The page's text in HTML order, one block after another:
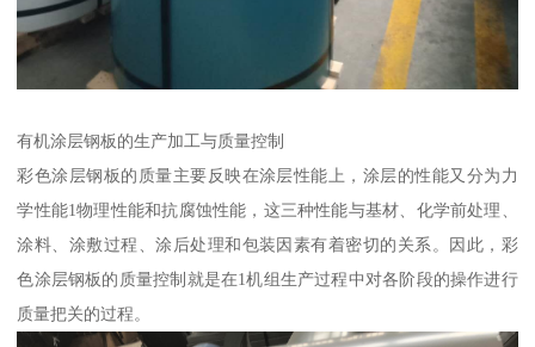
有机涂层钢板的生产加工与质量控制
彩色涂层钢板的质量主要反映在涂层性能上，涂层的性能又分为力
学性能1物理性能和抗腐蚀性能，这三种性能与基材、化学前处理、
涂料、涂敷过程、涂后处理和包装因素有着密切的关系。因此，彩
色涂层钢板的质量控制就是在1机组生产过程中对各阶段的操作进行
质量把关的过程。